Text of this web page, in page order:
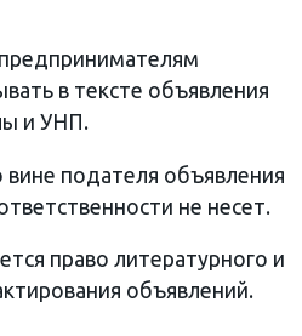
в тексте объявления
и УНП.
подателя объявления
не несет.
право литературного и
объявлений.